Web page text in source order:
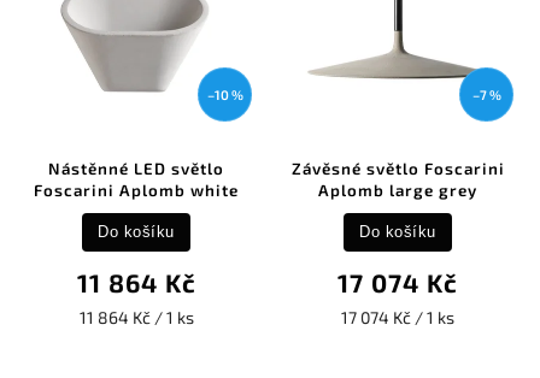
–10 %
Nástěnné LED světlo
Foscarini Aplomb white
11 864 Kč
11 864 Kč / 1 ks
Do košíku
–7 %
Závěsné světlo Foscarini
Aplomb large grey
17 074 Kč
17 074 Kč / 1 ks
Do košíku